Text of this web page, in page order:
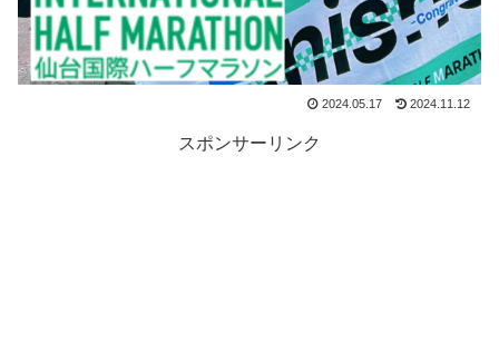
2024.05.17 2024.11.12
スポンサーリンク